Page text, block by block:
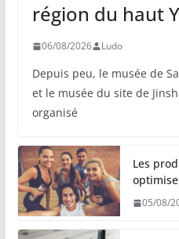
région du haut
06/08/2026 Ludo
Depuis peu, le musée de
et le musée du site de
organisé
Les
05/08/